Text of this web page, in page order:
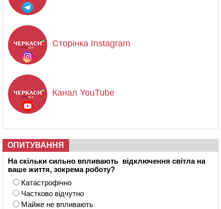
Сторінка Instagram
Канал YouTube
ОПИТУВАННЯ
На скільки сильно впливають відключення світла на
ваше життя, зокрема роботу?
Катастрофічно
Частково відчутно
Майже не впливають